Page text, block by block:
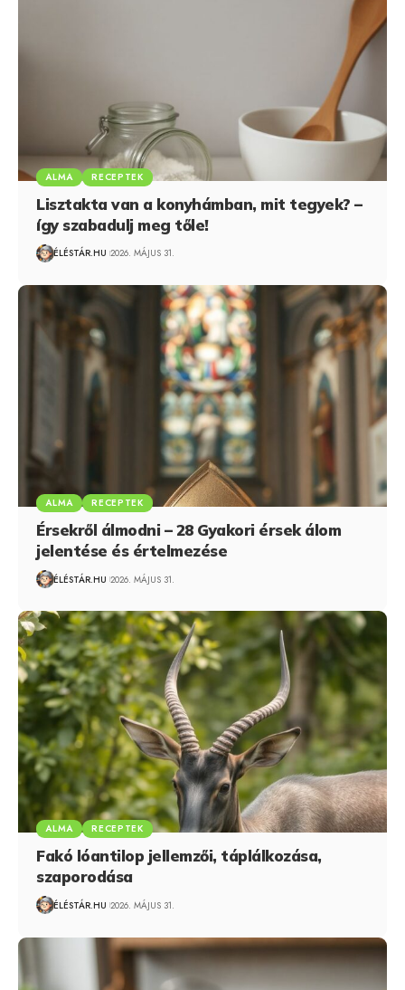
ALMA RECEPTEK
Lisztakta van a konyhámban, mit tegyek? –
így szabadulj meg tőle!
ÉLÉSTÁR.HU 2026. MÁJUS 31.
ALMA RECEPTEK
Érsekről álmodni – 28 Gyakori érsek álom
jelentése és értelmezése
ÉLÉSTÁR.HU 2026. MÁJUS 31.
ALMA RECEPTEK
Fakó lóantilop jellemzői, táplálkozása,
szaporodása
ÉLÉSTÁR.HU 2026. MÁJUS 31.